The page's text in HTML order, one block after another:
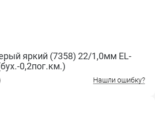
яркий (7358) 22/1,0мм EL-
0,2пог.км.)
Нашли ошибку?